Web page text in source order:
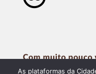
As plataformas da